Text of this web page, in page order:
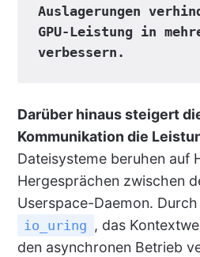
Auslagerungen
GPU-Leistung in
verbessern.
Darüber hinaus steigert
Kommunikation die
Dateisysteme beruhen auf
Hergesprächen zwischen
Userspace-Daemon.
io_uring , das
den asynchronen Betrieb